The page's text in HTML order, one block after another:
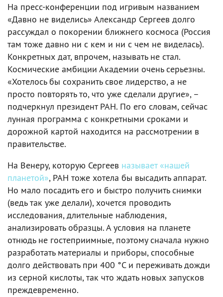
На пресс-конференции под игривым названием
«Давно не виделись» Александр Сергеев долго
рассуждал о покорении ближнего космоса (Россия
там тоже давно ни с кем и ни с чем не виделась).
Конкретных дат, впрочем, называть не стал.
Космические амбиции Академии очень серьезны.
«Хотелось бы сохранить свое лидерство, а не
просто повторять то, что уже сделали другие», –
подчеркнул президент РАН. По его словам, сейчас
лунная программа с конкретными сроками и
дорожной картой находится на рассмотрении в
правительстве.
На Венеру, которую Сергеев называет «нашей
планетой», РАН тоже хотела бы высадить аппарат.
Но мало посадить его и быстро получить снимки
(ведь так уже делали), хочется проводить
исследования, длительные наблюдения,
анализировать образцы. А условия на планете
отнюдь не гостеприимные, поэтому сначала нужно
разработать материалы и приборы, способные
долго действовать при 400 °C и переживать дожди
из серной кислоты, так что ждать новых запусков
преждевременно.